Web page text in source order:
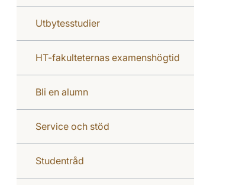
Utbytesstudier
HT-fakulteternas examenshögtid
Bli en alumn
Service och stöd
Studentråd